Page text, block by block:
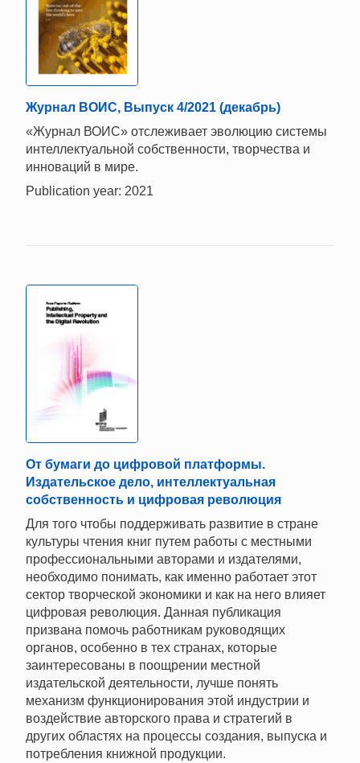
Журнал ВОИС, Выпуск 4/2021 (декабрь)
«Журнал ВОИС» отслеживает эволюцию системы
интеллектуальной собственности, творчества и
инноваций в мире.
Publication year: 2021
От бумаги до цифровой платформы.
Издательское дело, интеллектуальная
собственность и цифровая революция
Для того чтобы поддерживать развитие в стране
культуры чтения книг путем работы с местными
профессиональными авторами и издателями,
необходимо понимать, как именно работает этот
сектор творческой экономики и как на него влияет
цифровая революция. Данная публикация
призвана помочь работникам руководящих
органов, особенно в тех странах, которые
заинтересованы в поощрении местной
издательской деятельности, лучше понять
механизм функционирования этой индустрии и
воздействие авторского права и стратегий в
других областях на процессы создания, выпуска и
потребления книжной продукции.